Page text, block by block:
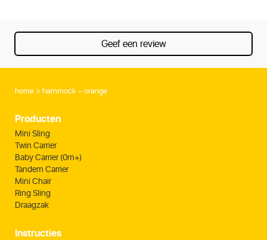
Geef een review
home hammock – orange
Producten
Mini Sling
Twin Carrier
Baby Carrier (0m+)
Tandem Carrier
Mini Chair
Ring Sling
Draagzak
Instructies